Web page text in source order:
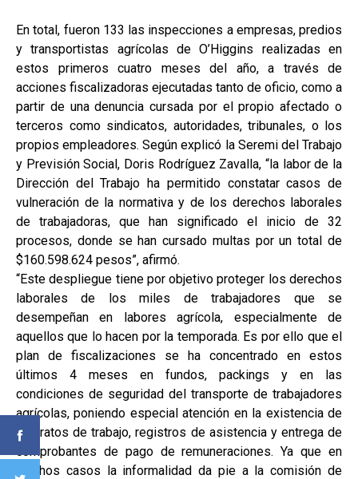
En total, fueron 133 las inspecciones a empresas, predios
y transportistas agrícolas de O’Higgins realizadas en
estos primeros cuatro meses del año, a través de
acciones fiscalizadoras ejecutadas tanto de oficio, como a
partir de una denuncia cursada por el propio afectado o
terceros como sindicatos, autoridades, tribunales, o los
propios empleadores. Según explicó la Seremi del Trabajo
y Previsión Social, Doris Rodríguez Zavalla, “la labor de la
Dirección del Trabajo ha permitido constatar casos de
vulneración de la normativa y de los derechos laborales
de trabajadoras, que han significado el inicio de 32
procesos, donde se han cursado multas por un total de
$160.598.624 pesos”, afirmó.
“Este despliegue tiene por objetivo proteger los derechos
laborales de los miles de trabajadores que se
desempeñan en labores agrícola, especialmente de
aquellos que lo hacen por la temporada. Es por ello que el
plan de fiscalizaciones se ha concentrado en estos
últimos 4 meses en fundos, packings y en las
condiciones de seguridad del transporte de trabajadores
agrícolas, poniendo especial atención en la existencia de
contratos de trabajo, registros de asistencia y entrega de
comprobantes de pago de remuneraciones. Ya que en
muchos casos la informalidad da pie a la comisión de